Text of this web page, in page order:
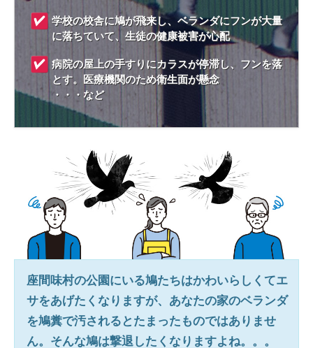
学校の校舎に鳩が飛来し、ベランダにフンが大量
に落ちていて、生徒の健康被害が心配
病院の屋上の手すりにカラスが停滞し、フンを落
とす。医療機関のため衛生面が懸念
・・・など
座間味村の公園にいる鳩たちはかわいらしくてエ
サをあげたくなりますが、あなたの家のベランダ
を鳩糞で汚されるとたまったものではありませ
ん。そんな鳩は撃退したくなりますよね。。。